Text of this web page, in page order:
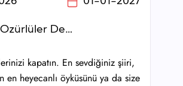
Görme Özürlüler Derneği(GÖZDER)
En sevdiğiniz şiiri,
en heyecanlı öyküsünü ya da size